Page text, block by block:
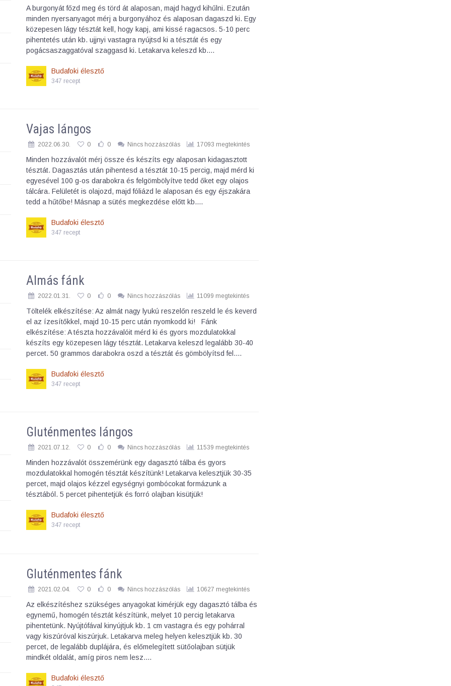
A burgonyát főzd meg és törd át alaposan, majd hagyd kihűlni. Ezután
minden nyersanyagot mérj a burgonyához és alaposan dagaszd ki. Egy
közepesen lágy tésztát kell, hogy kapj, ami kissé ragacsos. 5-10 perc
pihentetés után kb. ujjnyi vastagra nyújtsd ki a tésztát és egy
pogácsaszaggatóval szaggasd ki. Letakarva keleszd kb.…
Budafoki élesztő
347 recept
Vajas lángos
2022.06.30. 0 0 Nincs hozzászólás 17093 megtekintés
Minden hozzávalót mérj össze és készíts egy alaposan kidagasztott
tésztát. Dagasztás után pihentesd a tésztát 10-15 percig, majd mérd ki
egyesével 100 g-os darabokra és felgömbölyítve tedd őket egy olajos
tálcára. Felületét is olajozd, majd fóliázd le alaposan és egy éjszakára
tedd a hűtőbe! Másnap a sütés megkezdése előtt kb.…
Budafoki élesztő
347 recept
Almás fánk
2022.01.31. 0 0 Nincs hozzászólás 11099 megtekintés
Töltelék elkészítése: Az almát nagy lyukú reszelőn reszeld le és keverd
el az ízesítőkkel, majd 10-15 perc után nyomkodd ki! Fánk
elkészítése: A tészta hozzávalóit mérd ki és gyors mozdulatokkal
készíts egy közepesen lágy tésztát. Letakarva keleszd legalább 30-40
percet. 50 grammos darabokra oszd a tésztát és gömbölyítsd fel.…
Budafoki élesztő
347 recept
Gluténmentes lángos
2021.07.12. 0 0 Nincs hozzászólás 11539 megtekintés
Minden hozzávalót összemérünk egy dagasztó tálba és gyors
mozdulatokkal homogén tésztát készítünk! Letakarva kelesztjük 30-35
percet, majd olajos kézzel egységnyi gombócokat formázunk a
tésztából. 5 percet pihentetjük és forró olajban kisütjük!
Budafoki élesztő
347 recept
Gluténmentes fánk
2021.02.04. 0 0 Nincs hozzászólás 10627 megtekintés
Az elkészítéshez szükséges anyagokat kimérjük egy dagasztó tálba és
egynemű, homogén tésztát készítünk, melyet 10 percig letakarva
pihentetünk. Nyújtófával kinyújtjuk kb. 1 cm vastagra és egy pohárral
vagy kiszúróval kiszúrjuk. Letakarva meleg helyen kelesztjük kb. 30
percet, de legalább duplájára, és előmelegített sütőolajban sütjük
mindkét oldalát, amíg piros nem lesz.…
Budafoki élesztő